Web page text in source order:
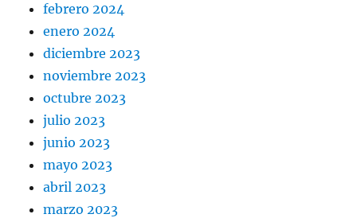
febrero 2024
enero 2024
diciembre 2023
noviembre 2023
octubre 2023
julio 2023
junio 2023
mayo 2023
abril 2023
marzo 2023